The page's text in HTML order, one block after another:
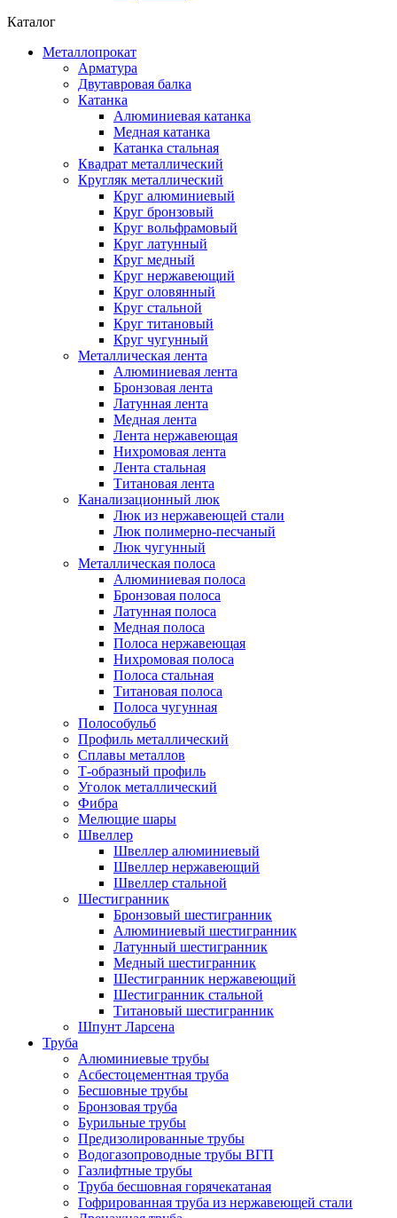
Каталог
Металлопрокат
Арматура
Двутавровая балка
Катанка
Алюминиевая катанка
Медная катанка
Катанка стальная
Квадрат металлический
Кругляк металлический
Круг алюминиевый
Круг бронзовый
Круг вольфрамовый
Круг латунный
Круг медный
Круг нержавеющий
Круг оловянный
Круг стальной
Круг титановый
Круг чугунный
Металлическая лента
Алюминиевая лента
Бронзовая лента
Латунная лента
Медная лента
Лента нержавеющая
Нихромовая лента
Лента стальная
Титановая лента
Канализационный люк
Люк из нержавеющей стали
Люк полимерно-песчаный
Люк чугунный
Металлическая полоса
Алюминиевая полоса
Бронзовая полоса
Латунная полоса
Медная полоса
Полоса нержавеющая
Нихромовая полоса
Полоса стальная
Титановая полоса
Полоса чугунная
Полособульб
Профиль металлический
Сплавы металлов
Т-образный профиль
Уголок металлический
Фибра
Мелющие шары
Швеллер
Швеллер алюминиевый
Швеллер нержавеющий
Швеллер стальной
Шестигранник
Бронзовый шестигранник
Алюминиевый шестигранник
Латунный шестигранник
Медный шестигранник
Шестигранник нержавеющий
Шестигранник стальной
Титановый шестигранник
Шпунт Ларсена
Труба
Алюминиевые трубы
Асбестоцементная труба
Бесшовные трубы
Бронзовая труба
Бурильные трубы
Предизолированные трубы
Водогазопроводные трубы ВГП
Газлифтные трубы
Труба бесшовная горячекатаная
Гофрированная труба из нержавеющей стали